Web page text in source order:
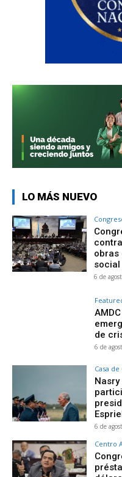
LO MÁS NUEVO
obras
social
6 de
de
6 de
Casa
6 de
Centro